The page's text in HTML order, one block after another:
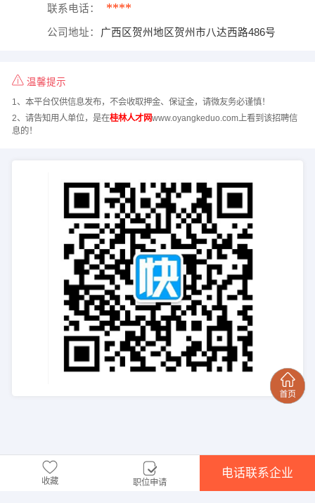
联系电话： ****
公司地址： 广西区贺州地区贺州市八达西路486号
温馨提示
1、本平台仅供信息发布，不会收取押金、保证金，请微友务必谨慎！
2、请告知用人单位，是在桂林人才网www.oyangkeduo.com上看到该招聘信
息的！
收藏 职位申请
电话联系企业